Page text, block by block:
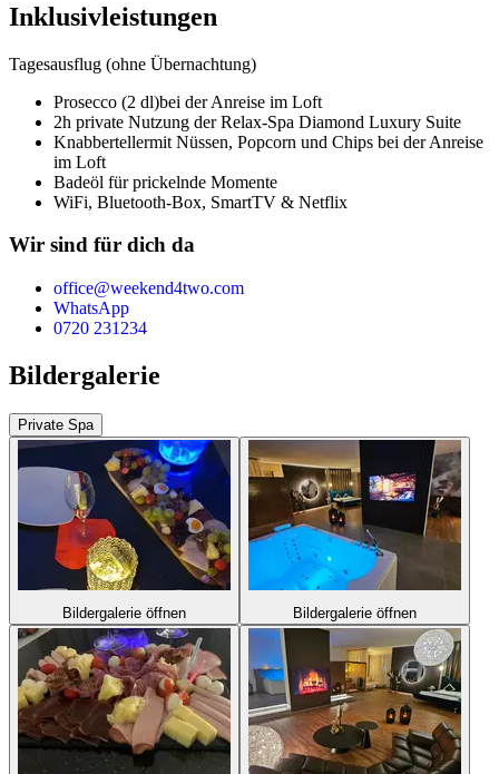
Inklusivleistungen
Tagesausflug (ohne Übernachtung)
Prosecco (2 dl)bei der Anreise im Loft
2h private Nutzung der Relax-Spa Diamond Luxury Suite
Knabbertellermit Nüssen, Popcorn und Chips bei der Anreise
im Loft
Badeöl für prickelnde Momente
WiFi, Bluetooth-Box, SmartTV & Netflix
Wir sind für dich da
office@weekend4two.com
WhatsApp
0720 231234
Bildergalerie
Private Spa
Bildergalerie öffnen Bildergalerie öffnen